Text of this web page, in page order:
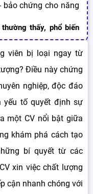
chứng cho năng
thấy, phổ biến
các nhóm ngành
thông
nghệ
dục
ngành dịch vụ, du lịch
- xây dựng
toán - Kiểm toán
viên bị loại ngay từ
Điều này chứng
nghiệp, độc đáo
yếu tố quyết định sự
một CV nổi bật giữa
khám phá cách tạo
bí quyết từ các
xin việc chất lượng
cận nhanh chóng với